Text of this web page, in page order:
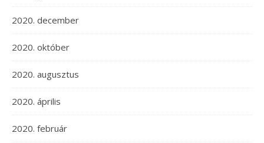
2020. december
2020. október
2020. augusztus
2020. április
2020. február